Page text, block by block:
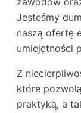
Jesteśmy
naszą ofertę
umiejętności
Z
które
praktyką, a